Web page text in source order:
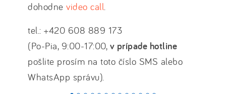
dohodne video call.
tel.: +420 608 889 173
(Po-Pia, 9:00-17:00, v prípade hotline
pošlite prosím na toto číslo SMS alebo
WhatsApp správu).